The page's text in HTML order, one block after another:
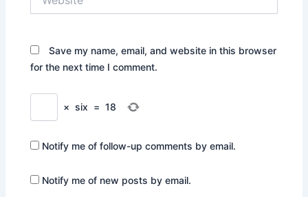
Save my name, email, and website in this browser
for the next time I comment.
× six = 18
Notify me of follow-up comments by email.
Notify me of new posts by email.